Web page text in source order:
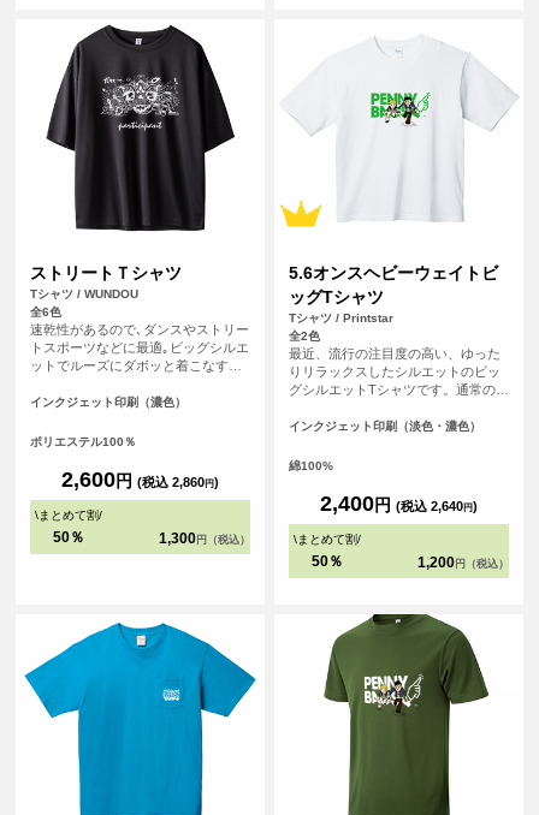
ストリートＴシャツ
Tシャツ / WUNDOU
全6色
速乾性があるので､ダンスやストリー
トスポーツなどに最適｡ビッグシルエ
ットでルーズにダボッと着こなすと
くことがなく､すぐに乾くので重たく
快適に体を動かすことのできる必須
シャツです｡
インクジェット印刷（濃色）
ポリエステル100％
2,600円 (税込 2,860円)
\まとめて割/
50％ 1,300 円（税込）
5.6オンスヘビーウェイトビ
ッグTシャツ
Tシャツ / Printstar
全2色
最近、流行の注目度の高い、ゆった
りリラックスしたシルエットのビッ
グシルエットTシャツです。通常のT
ョン性が高く、若い年代から人気が
すすめです！
インクジェット印刷（淡色・濃色）
綿100%
2,400円 (税込 2,640円)
\まとめて割/
50％ 1,200 円（税込）